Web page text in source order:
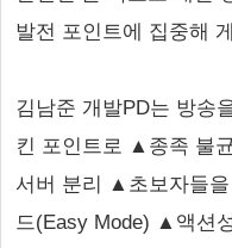
발전 포인트에 집중해
김남준 개발PD는 방송
킨 포인트로 ▲종족 불
서버 분리 ▲초보자들
드(Easy Mode) ▲액션